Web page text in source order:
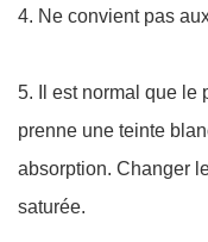
4. Ne convient pas
5. Il est normal que le
prenne une teinte
absorption. Changer
saturée.